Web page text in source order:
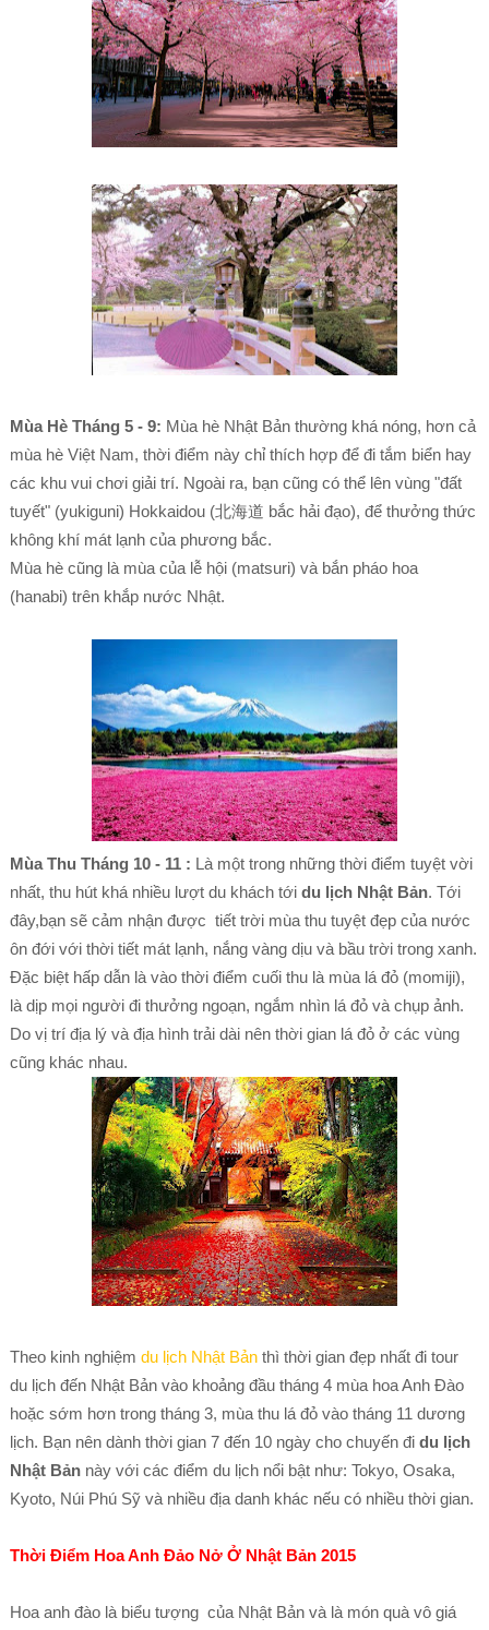
Mùa Hè Tháng 5 - 9: Mùa hè Nhật Bản thường khá nóng, hơn cả
mùa hè Việt Nam, thời điểm này chỉ thích hợp để đi tắm biển hay
các khu vui chơi giải trí. Ngoài ra, bạn cũng có thể lên vùng "đất
tuyết" (yukiguni) Hokkaidou (北海道 bắc hải đạo), để thưởng thức
không khí mát lạnh của phương bắc.
Mùa hè cũng là mùa của lễ hội (matsuri) và bắn pháo hoa
(hanabi) trên khắp nước Nhật.
Mùa Thu Tháng 10 - 11 : Là một trong những thời điểm tuyệt vời
nhất, thu hút khá nhiều lượt du khách tới du lịch Nhật Bản. Tới
đây,bạn sẽ cảm nhận được tiết trời mùa thu tuyệt đẹp của nước
ôn đới với thời tiết mát lạnh, nắng vàng dịu và bầu trời trong xanh.
Đặc biệt hấp dẫn là vào thời điểm cuối thu là mùa lá đỏ (momiji),
là dịp mọi người đi thưởng ngoạn, ngắm nhìn lá đỏ và chụp ảnh.
Do vị trí địa lý và địa hình trải dài nên thời gian lá đỏ ở các vùng
cũng khác nhau.
Theo kinh nghiệm du lịch Nhật Bảnthì thời gian đẹp nhất đi tour
du lịch đến Nhật Bản vào khoảng đầu tháng 4 mùa hoa Anh Đào
hoặc sớm hơn trong tháng 3, mùa thu lá đỏ vào tháng 11 dương
lịch. Bạn nên dành thời gian 7 đến 10 ngày cho chuyến đi du lịch
Nhật Bảnnày với các điểm du lịch nổi bật như: Tokyo, Osaka,
Kyoto, Núi Phú Sỹ và nhiều địa danh khác nếu có nhiều thời gian.
Thời Điểm Hoa Anh Đảo Nở Ở Nhật Bản 2015
Hoa anh đào là biểu tượng của Nhật Bản và là món quà vô giá